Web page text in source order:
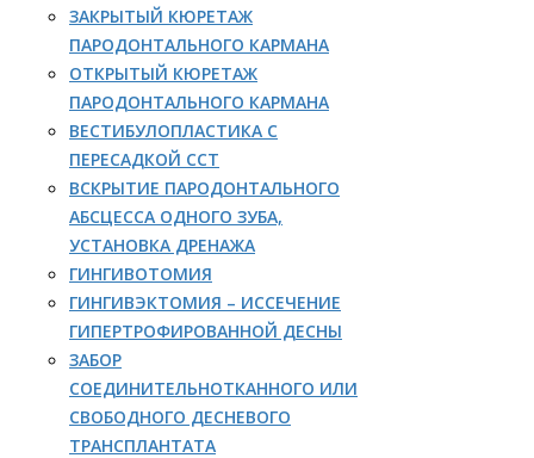
ЗАКРЫТЫЙ КЮРЕТАЖ
ПАРОДОНТАЛЬНОГО КАРМАНА
ОТКРЫТЫЙ КЮРЕТАЖ
ПАРОДОНТАЛЬНОГО КАРМАНА
ВЕСТИБУЛОПЛАСТИКА С
ПЕРЕСАДКОЙ ССТ
ВСКРЫТИЕ ПАРОДОНТАЛЬНОГО
АБСЦЕССА ОДНОГО ЗУБА,
УСТАНОВКА ДРЕНАЖА
ГИНГИВОТОМИЯ
ГИНГИВЭКТОМИЯ – ИССЕЧЕНИЕ
ГИПЕРТРОФИРОВАННОЙ ДЕСНЫ
ЗАБОР
СОЕДИНИТЕЛЬНОТКАННОГО ИЛИ
СВОБОДНОГО ДЕСНЕВОГО
ТРАНСПЛАНТАТА